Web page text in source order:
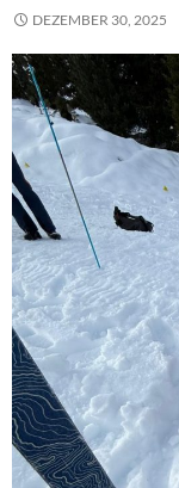
DEZEMBER 30, 2025